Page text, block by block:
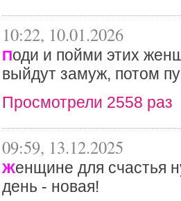
10:22, 10.01.2026
Поди и пойми этих
выйдут замуж, потом
Просмотрели 2558 раз
09:59, 13.12.2025
Женщине для счастья
день - новая!